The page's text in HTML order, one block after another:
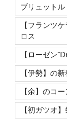
ブリュットル
【フランツ
ロス
【ローゼン
【伊勢】の
【余】のコ
【初ガツオ